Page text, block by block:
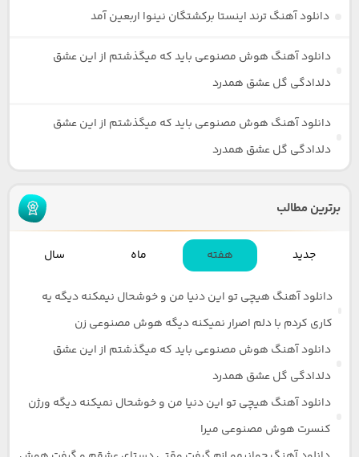
دانلود آهنگ ترند اینستا برکشتگان نینوا اربعین آمد
دانلود آهنگ هوش مصنوعی باید که میگذشتم از این عشق
دلدادگی گل عشق همدرد
دانلود آهنگ هوش مصنوعی باید که میگذشتم از این عشق
دلدادگی گل عشق همدرد
برترین مطالب
جدید هفته ماه سال
دانلود آهنگ هیچی تو این دنیا من و خوشحال نیمکنه دیگه یه
کاری کردم با دلم اصرار نمیکنه دیگه هوش مصنوعی زن
دانلود آهنگ هوش مصنوعی باید که میگذشتم از این عشق
دلدادگی گل عشق همدرد
دانلود آهنگ هیچی تو این دنیا من و خوشحال نمیکنه دیگه ورژن
کنسرت هوش مصنوعی میرا